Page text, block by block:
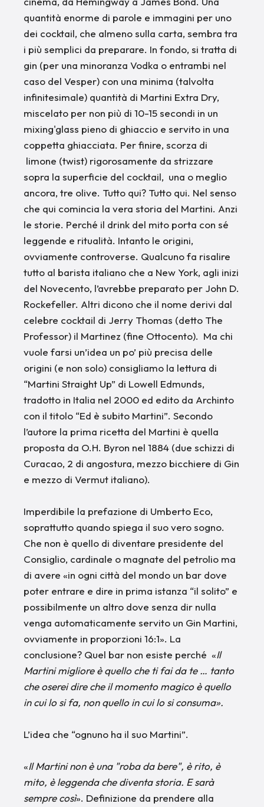
quantità enorme di parole e immagini per uno
dei cocktail, che almeno sulla carta, sembra tra
i più semplici da preparare. In fondo, si tratta di
gin (per una minoranza Vodka o entrambi nel
caso del Vesper) con una minima (talvolta
infinitesimale) quantità di Martini Extra Dry,
miscelato per non più di 10-15 secondi in un
mixing'glass pieno di ghiaccio e servito in una
coppetta ghiacciata. Per finire, scorza di
limone (twist) rigorosamente da strizzare
sopra la superficie del cocktail, una o meglio
ancora, tre olive. Tutto qui? Tutto qui. Nel senso
che qui comincia la vera storia del Martini. Anzi
le storie. Perché il drink del mito porta con sé
leggende e ritualità. Intanto le origini,
ovviamente controverse. Qualcuno fa risalire
tutto al barista italiano che a New York, agli inizi
del Novecento, l’avrebbe preparato per John D.
Rockefeller. Altri dicono che il nome derivi dal
celebre cocktail di Jerry Thomas (detto The
Professor) il Martinez (fine Ottocento). Ma chi
vuole farsi un’idea un po’ più precisa delle
origini (e non solo) consigliamo la lettura di
“Martini Straight Up” di Lowell Edmunds,
tradotto in Italia nel 2000 ed edito da Archinto
con il titolo “Ed è subito Martini”. Secondo
l’autore la prima ricetta del Martini è quella
proposta da O.H. Byron nel 1884 (due schizzi di
Curacao, 2 di angostura, mezzo bicchiere di Gin
e mezzo di Vermut italiano).
Imperdibile la prefazione di Umberto Eco,
soprattutto quando spiega il suo vero sogno.
Che non è quello di diventare presidente del
Consiglio, cardinale o magnate del petrolio ma
di avere «in ogni città del mondo un bar dove
poter entrare e dire in prima istanza “il solito” e
possibilmente un altro dove senza dir nulla
venga automaticamente servito un Gin Martini,
ovviamente in proporzioni 16:1». La
conclusione? Quel bar non esiste perché «Il
Martini migliore è quello che ti fai da te … tanto
che oserei dire che il momento magico è quello
in cui lo si fa, non quello in cui lo si consuma».
L’idea che “ognuno ha il suo Martini”.
«Il Martini non è una "roba da bere", è rito, è
mito, è leggenda che diventa storia. E sarà
sempre così». Definizione da prendere alla